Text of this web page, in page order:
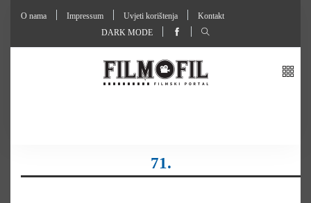
O nama Impressum Uvjeti korištenja
Kontakt
DARK MODE
71.